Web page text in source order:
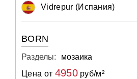
Vidrepur (Испания)
BORN
Разделы:
мозаика
Цена от 4950руб/м²